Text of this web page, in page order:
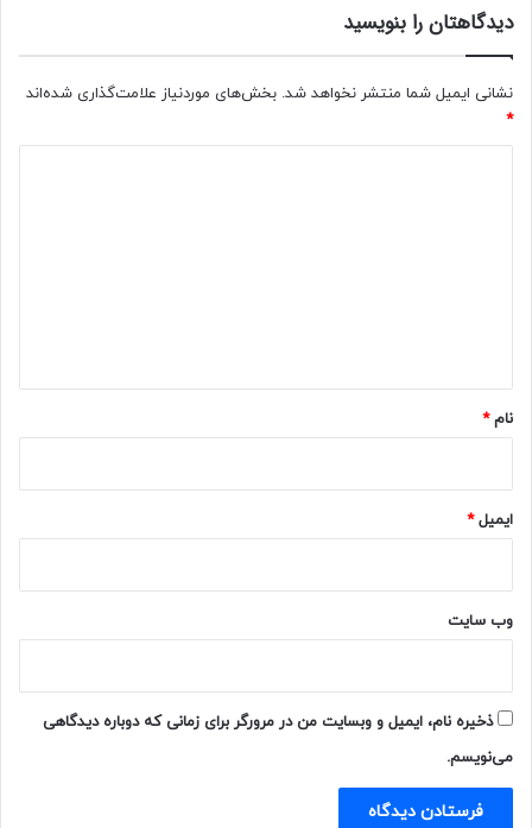
دیدگاهتان را بنویسید
نشانی ایمیل شما منتشر نخواهد شد. بخش‌های موردنیاز علامت‌گذاری شده‌اند
*
نام*
ایمیل*
وب‌ سایت
ذخیره نام، ایمیل و وبسایت من در مرورگر برای زمانی که دوباره دیدگاهی
می‌نویسم.